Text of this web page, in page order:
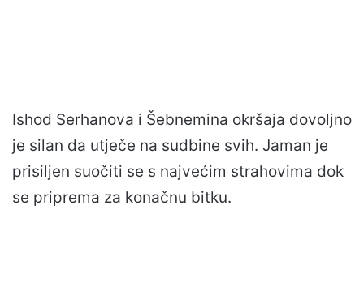
Ishod Serhanova i Šebnemina okršaja dovoljno
je silan da utječe na sudbine svih. Jaman je
prisiljen suočiti se s najvećim strahovima dok
se priprema za konačnu bitku.